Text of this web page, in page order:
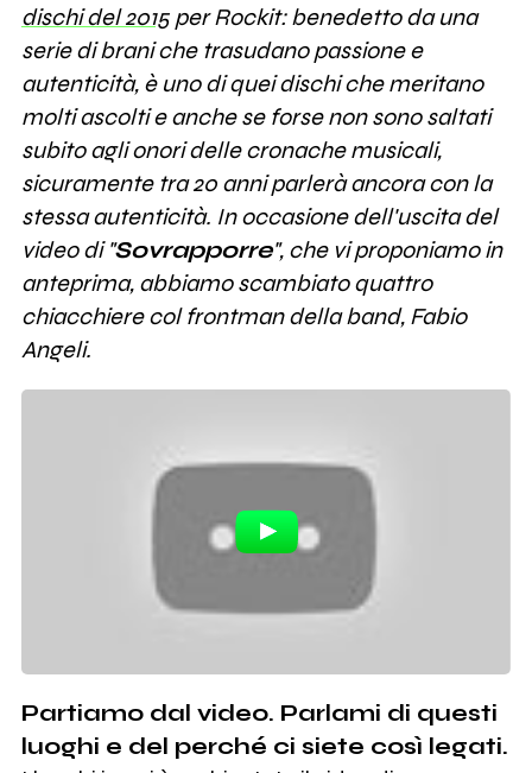
dischi del 2015per Rockit: benedetto da una
serie di brani che trasudano passione e
autenticità, è uno di quei dischi che meritano
molti ascolti e anche se forse non sono saltati
subito agli onori delle cronache musicali,
sicuramente tra 20 anni parlerà ancora con la
stessa autenticità. In occasione dell'uscita del
video di "Sovrapporre", che vi proponiamo in
anteprima, abbiamo scambiato quattro
chiacchiere col frontman della band, Fabio
Angeli.
Partiamo dal video. Parlami di questi
luoghi e del perché ci siete così legati.